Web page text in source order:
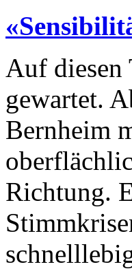
Auf diesen
gewartet.
Bernheim
Richtung.